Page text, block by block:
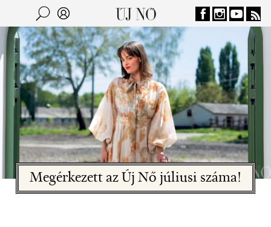
Jump to navigation
Kereső
Megérkezett az Új Nő júliusi száma!